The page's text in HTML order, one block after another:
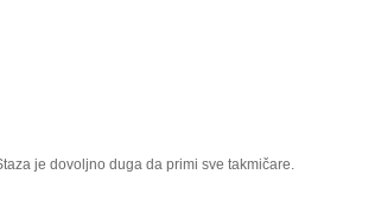
je dovoljno duga da primi sve takmičare.